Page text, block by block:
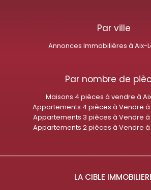
Par ville
Annonces Immobilières à Aix-
Par nombre de
Maisons 4 pièces à vendre à
Appartements 4 pièces à Vendre
Appartements 3 pièces à Vendre
Appartements 2 pièces à Vendre
LA CIBLE